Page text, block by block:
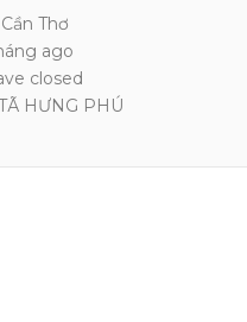
Cần Thơ
ago
closed
HƯNG PHÚ